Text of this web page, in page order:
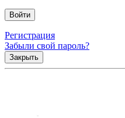
Регистрация
Забыли свой пароль?
Закрыть